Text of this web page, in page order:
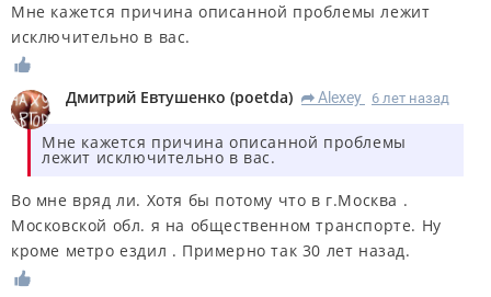
Мне кажется причина описанной проблемы лежит
исключительно в вас.
Дмитрий Евтушенко (poetda) R Alexey 6 лет назад
Мне кажется причина описанной проблемы
лежит исключительно в вас.
Во мне вряд ли. Хотя бы потому что в г.Москва .
Московской обл. я на общественном транспорте. Ну
кроме метро ездил . Примерно так 30 лет назад.